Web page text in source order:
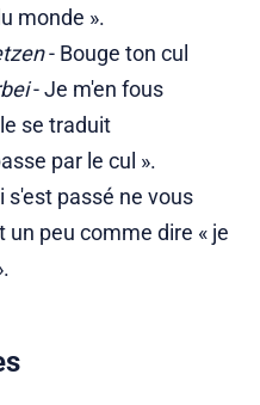
monde ».
- Bouge ton cul
- Je m'en fous
se traduit
par le cul ».
s'est passé ne vous
peu comme dire « je